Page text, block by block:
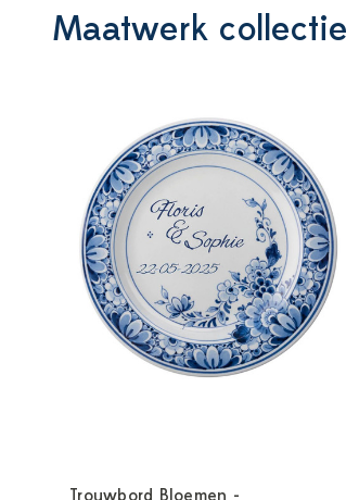
Maatwerk collectie
Trouwbord Bloemen -